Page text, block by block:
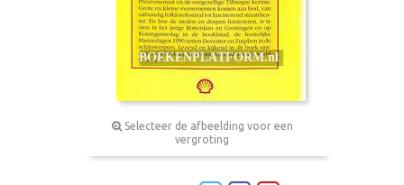
Selecteer de afbeelding voor een
vergroting